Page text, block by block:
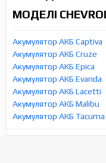
МОДЕЛІ
Акумулятор АКБ Captiva
Акумулятор АКБ Cruze
Акумулятор АКБ Epica
Акумулятор АКБ Evanda
Акумулятор АКБ Lacetti
Акумулятор АКБ Malibu
Акумулятор АКБ Tacuma